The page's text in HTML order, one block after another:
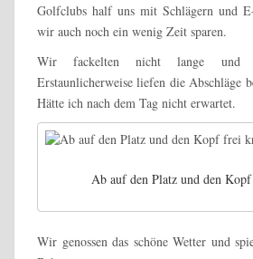
Golfclubs half uns mit Schlägern und
wir auch noch ein wenig Zeit sparen.
Wir fackelten nicht lange und
Erstaunlicherweise liefen die Abschläge
Hätte ich nach dem Tag nicht erwartet.
Ab auf den Platz und den
Wir genossen das schöne Wetter und